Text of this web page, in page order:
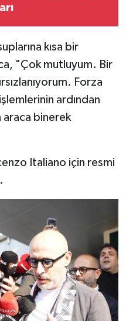
kısa bir
"Çok mutluyum. Bir
Forza
ardından
araca binerek
Italiano için resmi